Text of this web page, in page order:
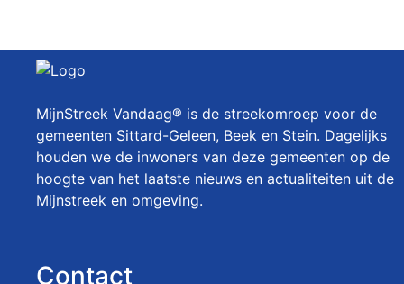
MijnStreek Vandaag® is de streekomroep voor de
gemeenten Sittard-Geleen, Beek en Stein. Dagelijks
houden we de inwoners van deze gemeenten op de
hoogte van het laatste nieuws en actualiteiten uit de
Mijnstreek en omgeving.
Contact